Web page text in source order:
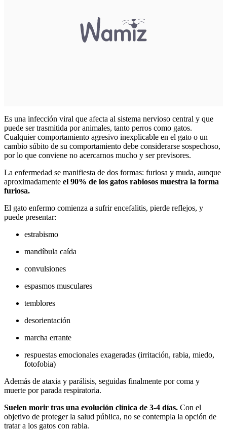
Es una infección viral que afecta al sistema nervioso central y que
puede ser trasmitida por animales, tanto perros como gatos.
Cualquier comportamiento agresivo inexplicable en el gato o un
cambio súbito de su comportamiento debe considerarse sospechoso,
por lo que conviene no acercarnos mucho y ser previsores.
La enfermedad se manifiesta de dos formas: furiosa y muda, aunque
aproximadamente el 90% de los gatos rabiosos muestra la forma
furiosa.
El gato enfermo comienza a sufrir encefalitis, pierde reflejos, y
puede presentar:
estrabismo
mandíbula caída
convulsiones
espasmos musculares
temblores
desorientación
marcha errante
respuestas emocionales exageradas (irritación, rabia, miedo,
fotofobia)
Además de ataxia y parálisis, seguidas finalmente por coma y
muerte por parada respiratoria.
Suelen morir tras una evolución clínica de 3-4 días. Con el
objetivo de proteger la salud pública, no se contempla la opción de
tratar a los gatos con rabia.